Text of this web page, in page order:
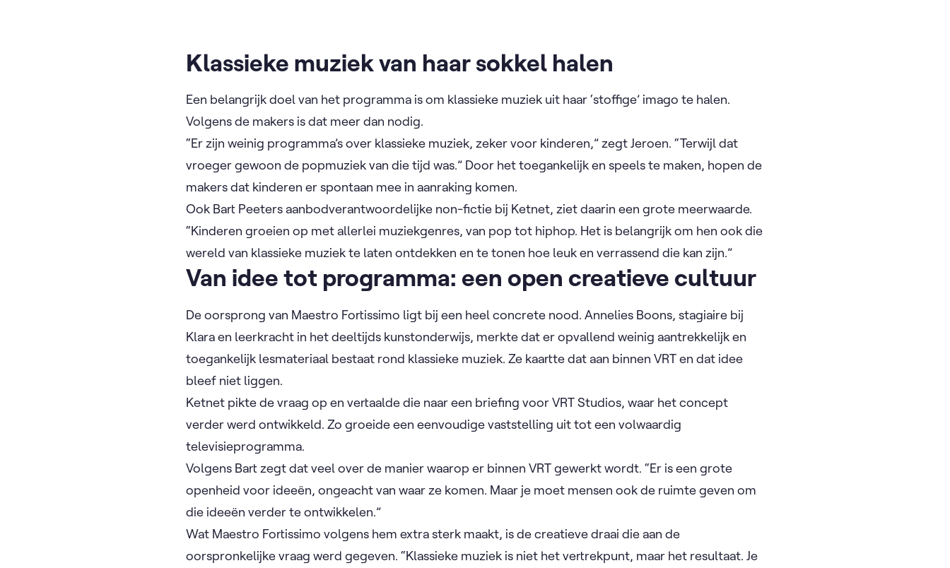
Klassieke muziek van haar sokkel halen
Een belangrijk doel van het programma is om klassieke muziek uit haar ‘stoffige’ imago te halen.
Volgens de makers is dat meer dan nodig.
“Er zijn weinig programma’s over klassieke muziek, zeker voor kinderen,” zegt Jeroen. “Terwijl dat
vroeger gewoon de popmuziek van die tijd was.” Door het toegankelijk en speels te maken, hopen de
makers dat kinderen er spontaan mee in aanraking komen.
Ook Bart Peeters aanbodverantwoordelijke non-fictie bij Ketnet, ziet daarin een grote meerwaarde.
“Kinderen groeien op met allerlei muziekgenres, van pop tot hiphop. Het is belangrijk om hen ook die
wereld van klassieke muziek te laten ontdekken en te tonen hoe leuk en verrassend die kan zijn.”
Van idee tot programma: een open creatieve cultuur
De oorsprong van Maestro Fortissimo ligt bij een heel concrete nood. Annelies Boons, stagiaire bij
Klara en leerkracht in het deeltijds kunstonderwijs, merkte dat er opvallend weinig aantrekkelijk en
toegankelijk lesmateriaal bestaat rond klassieke muziek. Ze kaartte dat aan binnen VRT en dat idee
bleef niet liggen.
Ketnet pikte de vraag op en vertaalde die naar een briefing voor VRT Studios, waar het concept
verder werd ontwikkeld. Zo groeide een eenvoudige vaststelling uit tot een volwaardig
televisieprogramma.
Volgens Bart zegt dat veel over de manier waarop er binnen VRT gewerkt wordt. “Er is een grote
openheid voor ideeën, ongeacht van waar ze komen. Maar je moet mensen ook de ruimte geven om
die ideeën verder te ontwikkelen.”
Wat Maestro Fortissimo volgens hem extra sterk maakt, is de creatieve draai die aan de
oorspronkelijke vraag werd gegeven. “Klassieke muziek is niet het vertrekpunt, maar het resultaat. Je